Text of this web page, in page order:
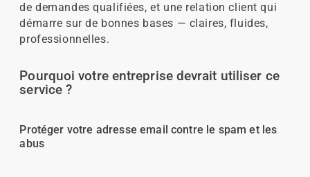
de demandes qualifiées, et une relation client qui
démarre sur de bonnes bases — claires, fluides,
professionnelles.
Pourquoi votre entreprise devrait utiliser ce
service ?
Protéger votre adresse email contre le spam et les
abus